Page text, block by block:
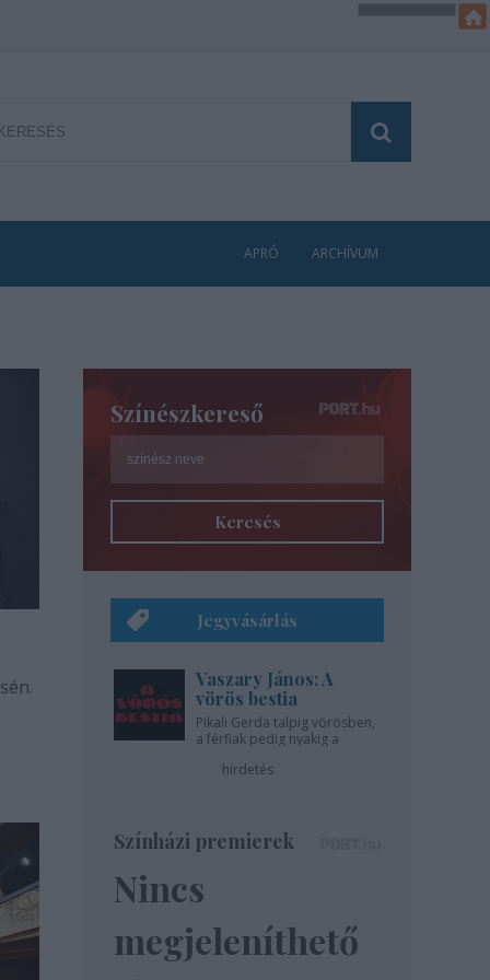
APRÓ ARCHÍVUM
Színészkereső
Keresés
Jegyvásárlás
Vaszary János: A
vörös bestia
Pikali Gerda talpig vörösben,
a férfiak pedig nyakig a
hirdetés
Színházi premierek
Nincs
megjeleníthető